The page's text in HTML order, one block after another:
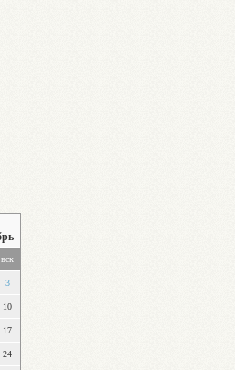
вск
3
10
17
24